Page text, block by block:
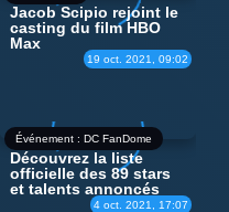
19 oct. 2021, 09:02
Jacob Scipio rejoint le
casting du film HBO
Max
Événement : DC FanDome
4 oct. 2021, 17:07
Découvrez la liste
officielle des 89 stars
et talents annoncés